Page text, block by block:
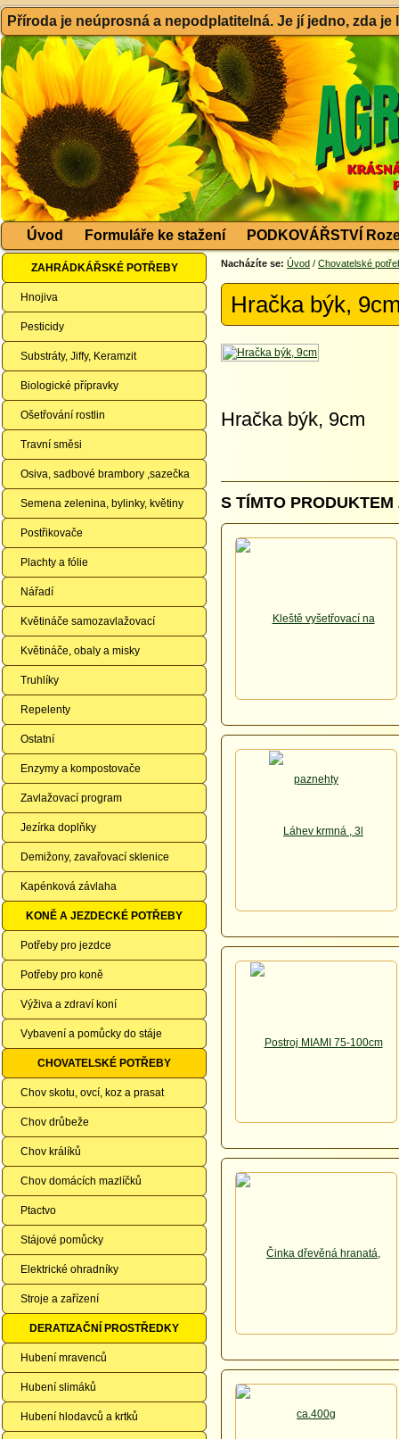
Příroda je neúprosná a nepodplatitelná. Je jí jedno, zda
Úvod Formuláře ke stažení PODKOVÁŘSTVÍ
ZAHRÁDKÁŘSKÉ POTŘEBY
Hnojiva
Pesticidy
Substráty, Jiffy, Keramzit
Biologické přípravky
Ošetřování rostlin
Travní směsi
Osiva, sadbové brambory ,sazečka
Semena zelenina, bylinky, květiny
Postřikovače
Plachty a fólie
Nářadí
Květináče samozavlažovací
Květináče, obaly a misky
Truhlíky
Repelenty
Ostatní
Enzymy a kompostovače
Zavlažovací program
Jezírka doplňky
Demižony, zavařovací sklenice
Kapénková závlaha
KONĚ A JEZDECKÉ POTŘEBY
Potřeby pro jezdce
Potřeby pro koně
Výživa a zdraví koní
Vybavení a pomůcky do stáje
CHOVATELSKÉ POTŘEBY
Chov skotu, ovcí, koz a prasat
Chov drůbeže
Chov králíků
Chov domácích mazlíčků
Ptactvo
Stájové pomůcky
Elektrické ohradníky
Stroje a zařízení
DERATIZAČNÍ PROSTŘEDKY
Hubení mravenců
Hubení slimáků
Hubení hlodavců a krtků
Nacházíte se: Úvod / Chovatelské
Hračka býk,
Hračka býk, 9cm
S TÍMTO